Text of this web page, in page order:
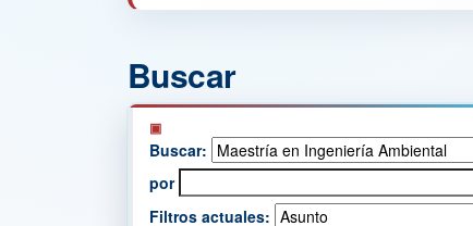
Buscar
Buscar:
por
Filtros actuales: